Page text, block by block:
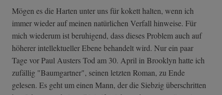
Mögen es die Harten unter uns für kokett halten, wenn ich
immer wieder auf meinen natürlichen Verfall hinweise. Für
mich wiederum ist beruhigend, dass dieses Problem auch auf
höherer intellektueller Ebene behandelt wird. Nur ein paar
Tage vor Paul Austers Tod am 30. April in Brooklyn hatte ich
zufällig "Baumgartner", seinen letzten Roman, zu Ende
gelesen. Es geht um einen Mann, der die Siebzig überschritten